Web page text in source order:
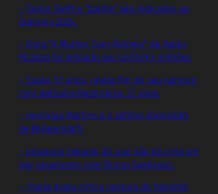
– Taylor Swift e “barbie” são indicados ao
Grammy 2024,
– Obra “A Mulher Com Relógio” de Pablo
Picasso foi leiloado por US$139,3 milhões.
– Supla, 57 anos, revela fim do seu namoro
com Nathalia Mastrobiso, 27 anos.
– Henrique Martins é o sétimo eliminado
de #AFazenda15
– Giovanna Ewbank diz que não há crise em
seu casamento com Bruno Gagliasso.
– Thaila Ayala critica postura do hospital